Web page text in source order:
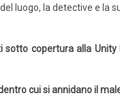
luogo, la detective e la
copertura alla
cui si annidano il